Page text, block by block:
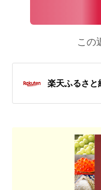
この
楽天ふるさと